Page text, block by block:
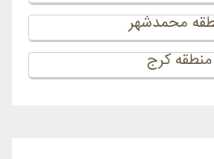
محمدشهر
کرج